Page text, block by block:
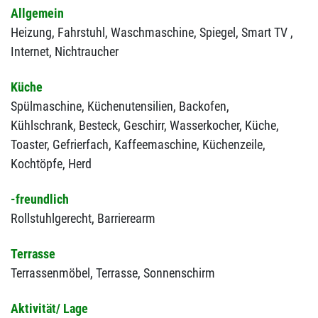
Allgemein
Heizung, Fahrstuhl, Waschmaschine, Spiegel, Smart TV ,
Internet, Nichtraucher
Küche
Spülmaschine, Küchenutensilien, Backofen,
Kühlschrank, Besteck, Geschirr, Wasserkocher, Küche,
Toaster, Gefrierfach, Kaffeemaschine, Küchenzeile,
Kochtöpfe, Herd
-freundlich
Rollstuhlgerecht, Barrierearm
Terrasse
Terrassenmöbel, Terrasse, Sonnenschirm
Aktivität/ Lage